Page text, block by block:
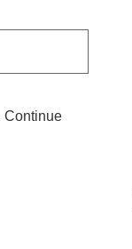
Continue